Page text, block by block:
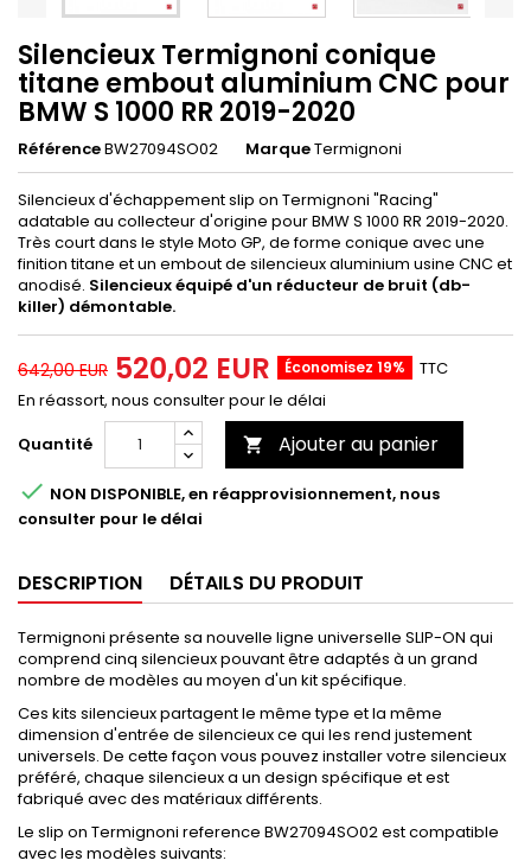
Silencieux Termignoni conique
titane embout aluminium CNC pour
BMW S 1000 RR 2019-2020
RéférenceBW27094SO02 MarqueTermignoni
Silencieux d'échappement slip on Termignoni "Racing"
adatable au collecteur d'origine pour BMW S 1000 RR 2019-2020.
Très court dans le style Moto GP, de forme conique avec une
finition titane et un embout de silencieux aluminium usine CNC et
anodisé. Silencieux équipé d'un réducteur de bruit (db-
killer) démontable.
642,00 EUR 520,02 EUR Économisez 19%
TTC
En réassort, nous consulter pour le délai
Quantité
 Ajouter au panier
 NON DISPONIBLE, en réapprovisionnement, nous
consulter pour le délai
DESCRIPTION DÉTAILS DU PRODUIT
Termignoni présente sa nouvelle ligne universelle SLIP-ON qui
comprend cinq silencieux pouvant être adaptés à un grand
nombre de modèles au moyen d'un kit spécifique.
Ces kits silencieux partagent le même type et la même
dimension d'entrée de silencieux ce qui les rend justement
universels. De cette façon vous pouvez installer votre silencieux
préféré, chaque silencieux a un design spécifique et est
fabriqué avec des matériaux différents.
Le slip on Termignoni reference BW27094SO02 est compatible
avec les modèles suivants: